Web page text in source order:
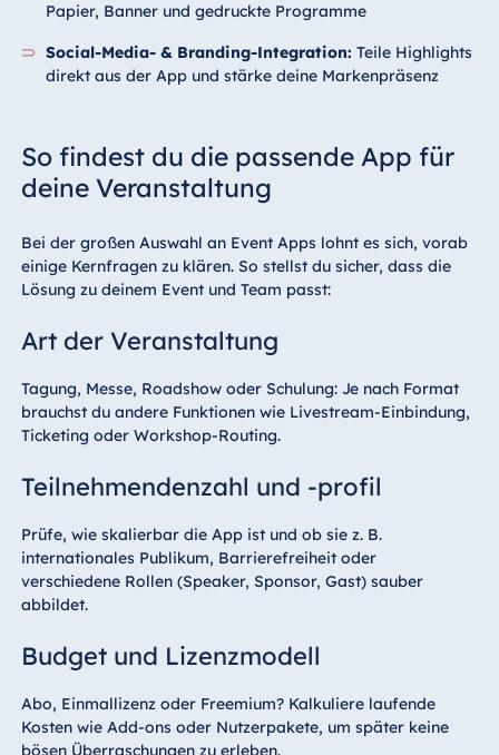
Papier, Banner und gedruckte Programme
Social-Media- & Branding-Integration: Teile Highlights
direkt aus der App und stärke deine Markenpräsenz
So findest du die passende App für
deine Veranstaltung
Bei der großen Auswahl an Event Apps lohnt es sich, vorab
einige Kernfragen zu klären. So stellst du sicher, dass die
Lösung zu deinem Event und Team passt:
Art der Veranstaltung
Tagung, Messe, Roadshow oder Schulung: Je nach Format
brauchst du andere Funktionen wie Livestream-Einbindung,
Ticketing oder Workshop-Routing.
Teilnehmendenzahl und -profil
Prüfe, wie skalierbar die App ist und ob sie z. B.
internationales Publikum, Barrierefreiheit oder
verschiedene Rollen (Speaker, Sponsor, Gast) sauber
abbildet.
Budget und Lizenzmodell
Abo, Einmallizenz oder Freemium? Kalkuliere laufende
Kosten wie Add-ons oder Nutzerpakete, um später keine
bösen Überraschungen zu erleben.